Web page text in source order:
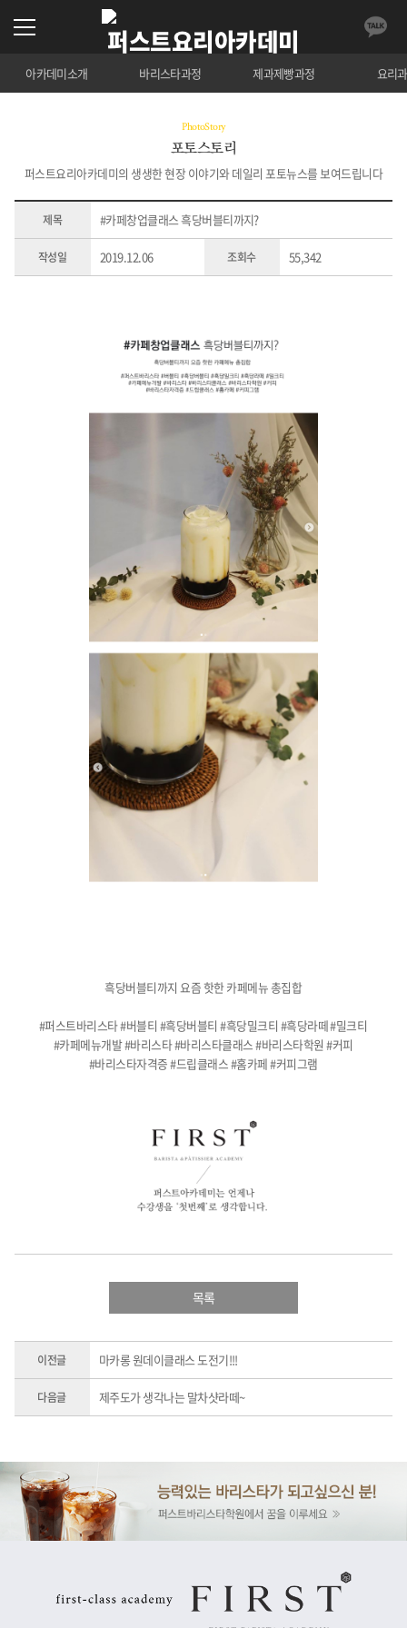
아카데미소개 바리스타과정 제과제빵과정 요리
PhotoStory
포토스토리
퍼스트요리아카데미의 생생한 현장 이야기와 데일리 포토뉴스를 보여드립니다
제목 #카페창업클래스 흑당버블티까지?
작성일 2019.12.06 조회수 55,342
흑당버블티까지 요즘 핫한 카페메뉴 총집합
#퍼스트바리스타 #버블티 #흑당버블티 #흑당밀크티 #흑당라떼 #밀크티
#카페메뉴개발 #바리스타 #바리스타클래스 #바리스타학원 #커피
#바리스타자격증 #드립클래스 #홈카페 #커피그램
목록
이전글 마카롱 원데이클래스 도전기!!!
다음글 제주도가 생각나는 말차샷라떼~